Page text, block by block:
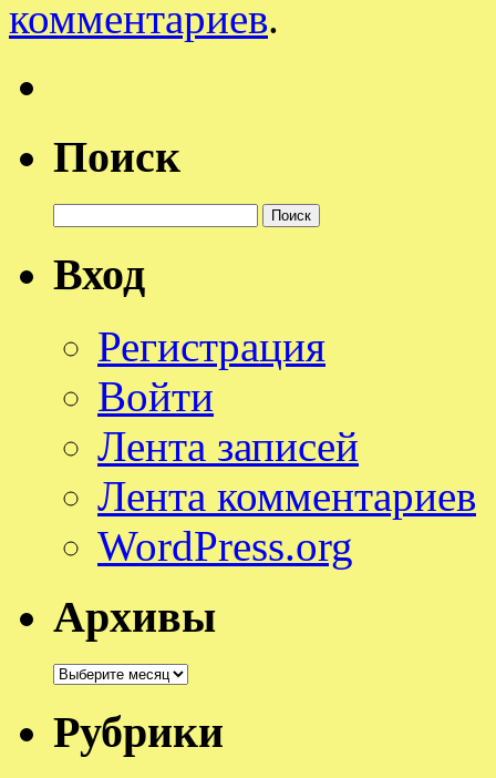
комментариев.
Поиск
Вход
Регистрация
Войти
Лента записей
Лента комментариев
WordPress.org
Архивы
Архивы
Рубрики